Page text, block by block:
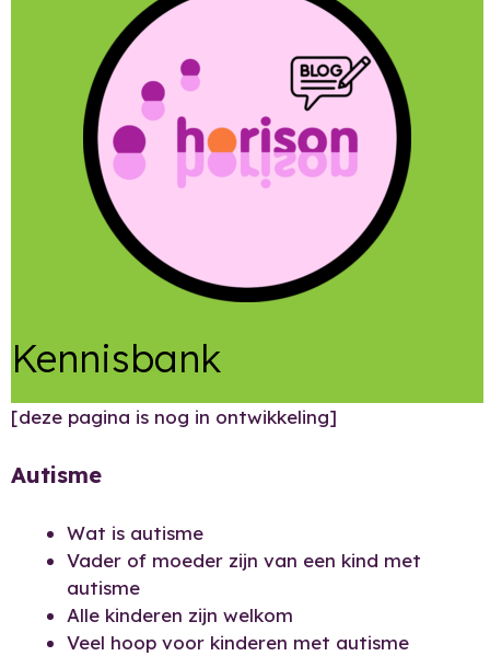
Kennisbank
[deze pagina is nog in ontwikkeling]
Autisme
Wat is autisme
Vader of moeder zijn van een kind met
autisme
Alle kinderen zijn welkom
Veel hoop voor kinderen met autisme